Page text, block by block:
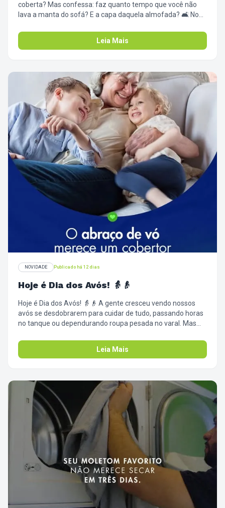
coberta? Mas confessa: faz quanto tempo que você não
lava a manta do sofá? E a capa daquela almofada? 🛋️ No
tecidos acumulam poeira, ácaros e migalhas (ninguém
julga a pipoca). Traz as mantas e capas pra cá de uma vez.
Leia Mais
NOVIDADE Publicado há 12 dias
Hoje é Dia dos Avós! 👵👴
Hoje é Dia dos Avós! 👵👴 A gente cresceu vendo nossos
avós se desdobrarem para cuidar de tudo, passando horas
no tanque ou dependurando roupa pesada no varal. Mas
gente. Que tal passar lá, pegar os edredons, cobertores e
toalhas pesadas que dão tanto trabalho de lavar no inverno,
para aquelas histórias que só eles sabem contar. ❤️
Leia Mais